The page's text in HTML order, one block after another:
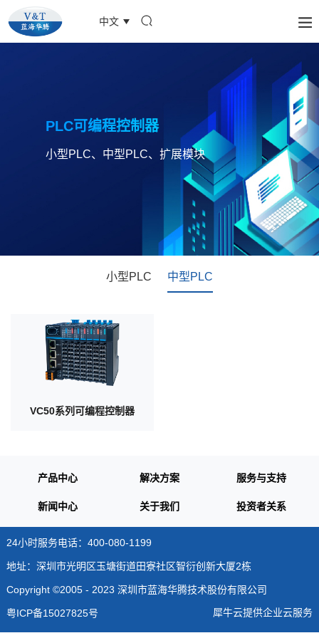
中文
PLC可编程控制器
小型PLC、中型PLC、扩展模块
小型PLC 中型PLC
VC50系列可编程控制器
产品中心 解决方案 服务与支持
新闻中心 关于我们 投资者关系
24小时服务电话：400-080-1199
地址：深圳市光明区玉塘街道田寮社区智衍创新大厦2栋
Copyright ©2005 - 2023 深圳市蓝海华腾技术股份有限公司
粤ICP备15027825号 犀牛云提供企业云服务